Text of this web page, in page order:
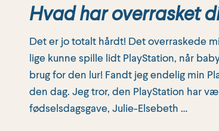
Hvad har overrasket
Det er jo totalt hårdt! Det overraskede
lige kunne spille lidt PlayStation, når
brug for den lur! Fandt jeg endelig min
den dag. Jeg tror, den PlayStation har
fødselsdagsgave, Julie-Elsebeth …